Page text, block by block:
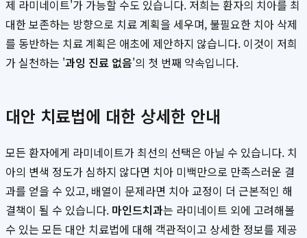
제 라미네이트'가 가능할 수도 있습니다. 저희는 환자의 치아를 최
대한 보존하는 방향으로 치료 계획을 세우며, 불필요한 치아 삭제
를 동반하는 치료 계획은 애초에 제안하지 않습니다. 이것이 저희
가 실천하는 '과잉 진료 없음'의 첫 번째 약속입니다.
대안 치료법에 대한 상세한 안내
모든 환자에게 라미네이트가 최선의 선택은 아닐 수 있습니다. 치
아의 변색 정도가 심하지 않다면 치아 미백만으로 만족스러운 결
과를 얻을 수 있고, 배열이 문제라면 치아 교정이 더 근본적인 해
결책이 될 수 있습니다. 마인드치과는 라미네이트 외에 고려해볼
수 있는 모든 대안 치료법에 대해 객관적이고 상세한 정보를 제공